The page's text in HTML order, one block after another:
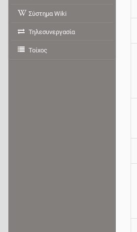
Σύστημα Wiki
Τηλεσυνεργασία
Τοίχος